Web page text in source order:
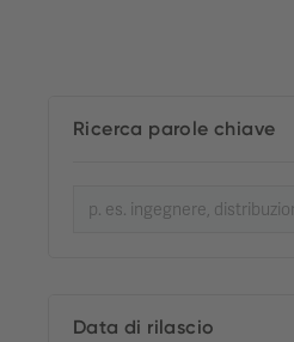
Ricerca parole chiave
Data di rilascio